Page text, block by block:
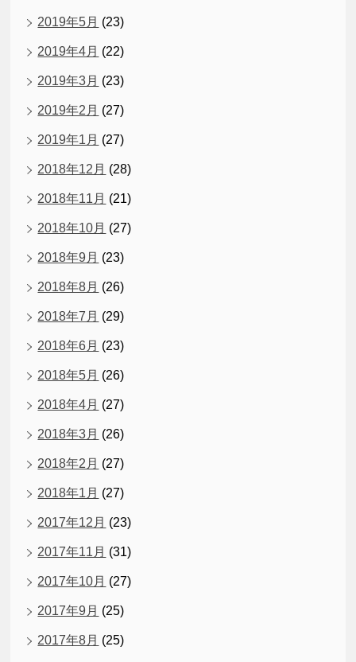
2019年5月 (23)
2019年4月 (22)
2019年3月 (23)
2019年2月 (27)
2019年1月 (27)
2018年12月 (28)
2018年11月 (21)
2018年10月 (27)
2018年9月 (23)
2018年8月 (26)
2018年7月 (29)
2018年6月 (23)
2018年5月 (26)
2018年4月 (27)
2018年3月 (26)
2018年2月 (27)
2018年1月 (27)
2017年12月 (23)
2017年11月 (31)
2017年10月 (27)
2017年9月 (25)
2017年8月 (25)